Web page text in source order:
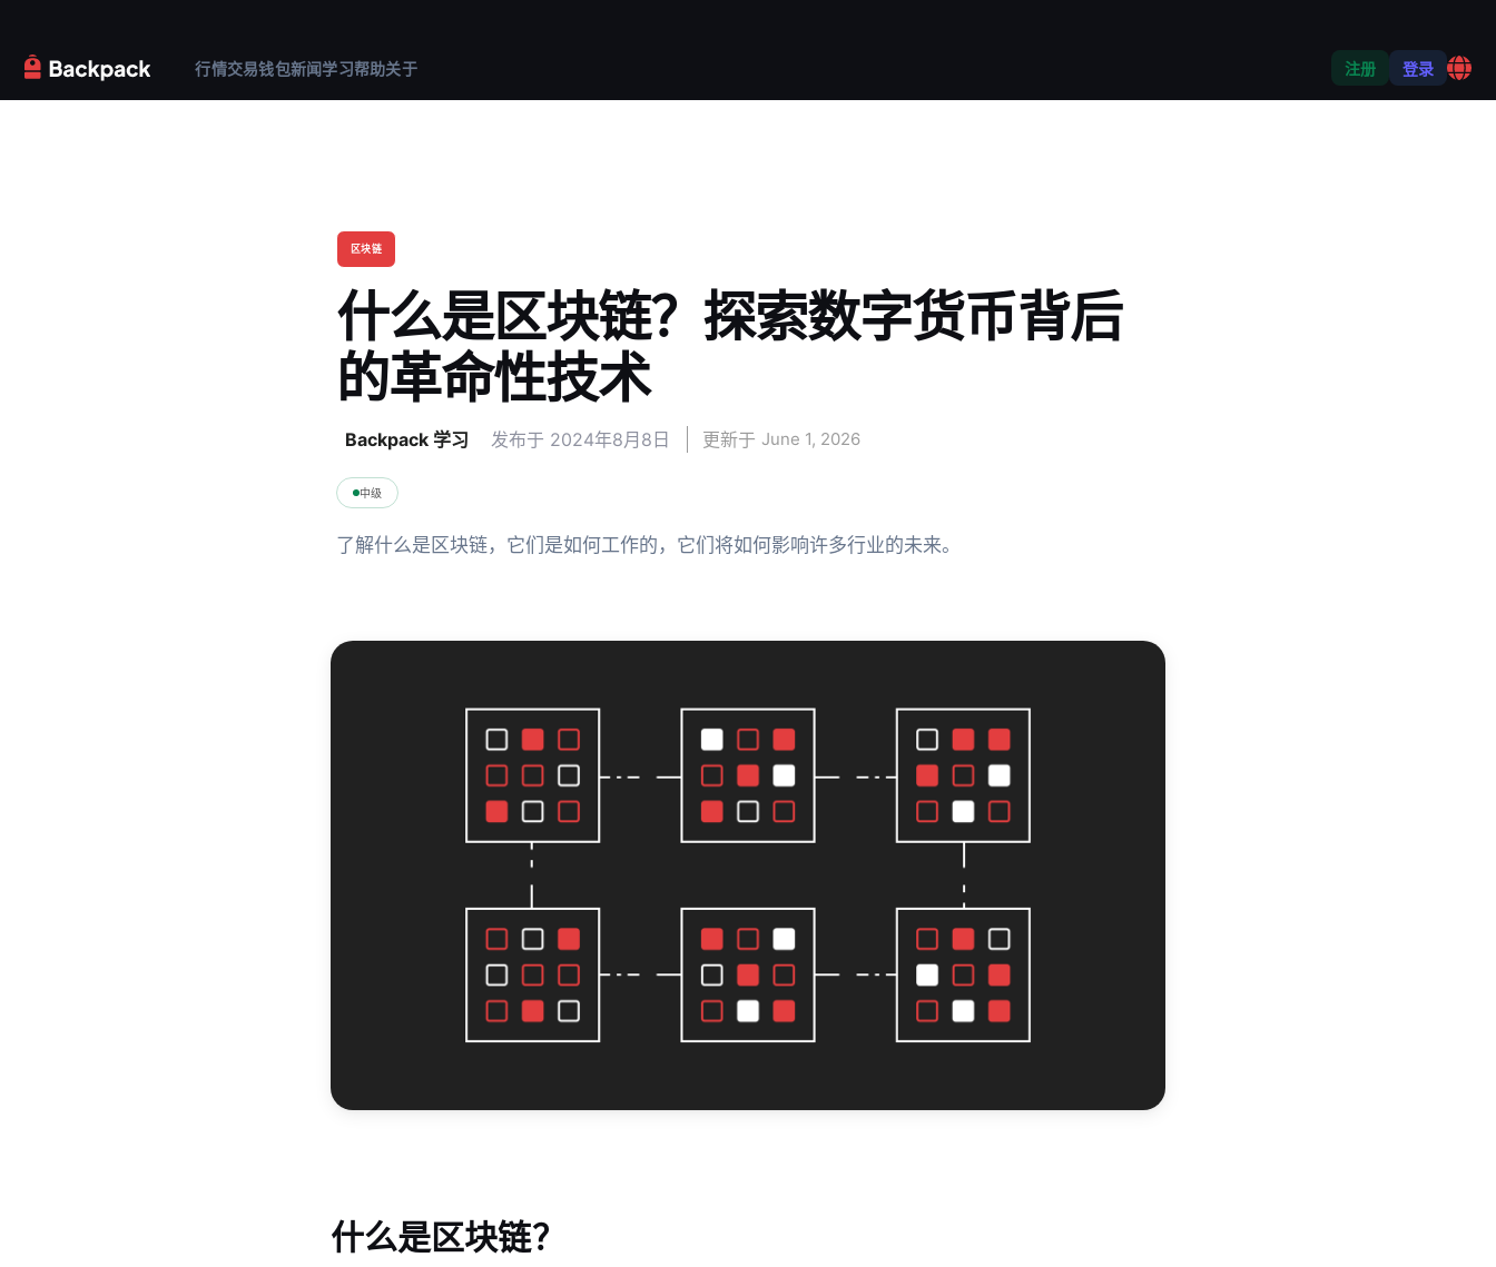
行情交易钱包新闻学习帮助关于 注册 登录
区块链
什么是区块链？探索数字货币背后
的革命性技术
Backpack 学习 发布于 2024年8月8日 更新于 June 1, 2026
中级
了解什么是区块链，它们是如何工作的，它们将如何影响许多行业的未来。
什么是区块链？